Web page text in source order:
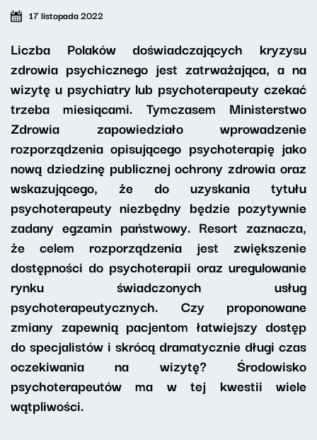
17 listopada 2022
Liczba Polaków doświadczających kryzysu
zdrowia psychicznego jest zatrważająca, a na
wizytę u psychiatry lub psychoterapeuty czekać
trzeba miesiącami. Tymczasem Ministerstwo
Zdrowia zapowiedziało wprowadzenie
rozporządzenia opisującego psychoterapię jako
nową dziedzinę publicznej ochrony zdrowia oraz
wskazującego, że do uzyskania tytułu
psychoterapeuty niezbędny będzie pozytywnie
zadany egzamin państwowy. Resort zaznacza,
że celem rozporządzenia jest zwiększenie
dostępności do psychoterapii oraz uregulowanie
rynku świadczonych usług
psychoterapeutycznych. Czy proponowane
zmiany zapewnią pacjentom łatwiejszy dostęp
do specjalistów i skrócą dramatycznie długi czas
oczekiwania na wizytę? Środowisko
psychoterapeutów ma w tej kwestii wiele
wątpliwości.